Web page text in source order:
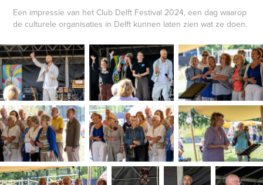
Een impressie van het Club Delft Festival 2024, een dag waarop
de culturele organisaties in Delft kunnen laten zien wat ze doen.